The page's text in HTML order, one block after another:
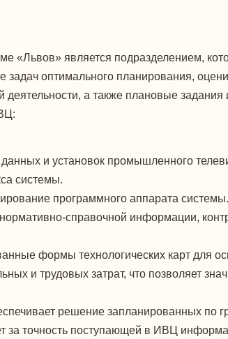
«Львов» является подразде­лением,
задач оптимального планирования,
а также плановые задания
и установок промышлен­ного
системы.
программного аппара­та
справоч­ной информации,
формы технологических карт для
и трудовых затрат, что по­зволяет
решение запланиро­ванных по
точность поступающей в ИВЦ